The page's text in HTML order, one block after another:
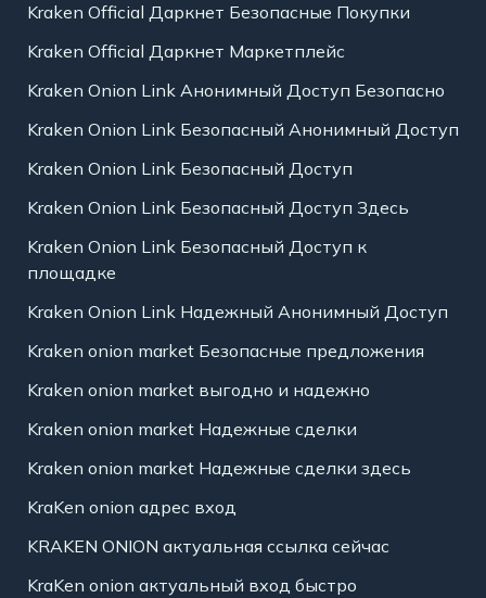
Kraken Official Даркнет Безопасные Покупки
Kraken Official Даркнет Маркетплейс
Kraken Onion Link Анонимный Доступ Безопасно
Kraken Onion Link Безопасный Анонимный Доступ
Kraken Onion Link Безопасный Доступ
Kraken Onion Link Безопасный Доступ Здесь
Kraken Onion Link Безопасный Доступ к
площадке
Kraken Onion Link Надежный Анонимный Доступ
Kraken onion market Безопасные предложения
Kraken onion market выгодно и надежно
Kraken onion market Надежные сделки
Kraken onion market Надежные сделки здесь
KraKen onion адрес вход
KRAKEN ONION актуальная ссылка сейчас
KraKen onion актуальный вход быстро